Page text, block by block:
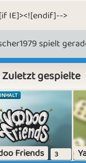
IE]><![endif]-->
spielt
Zuletzt gespielte
Friends 3